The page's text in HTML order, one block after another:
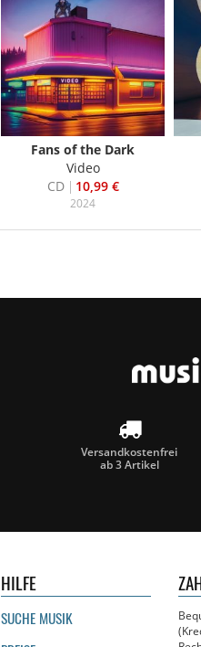
Fans of the Dark
Video
CD
10,99 €
2024
Versandkostenfrei
ab 3 Artikel
HILFE
SUCHE MUSIK